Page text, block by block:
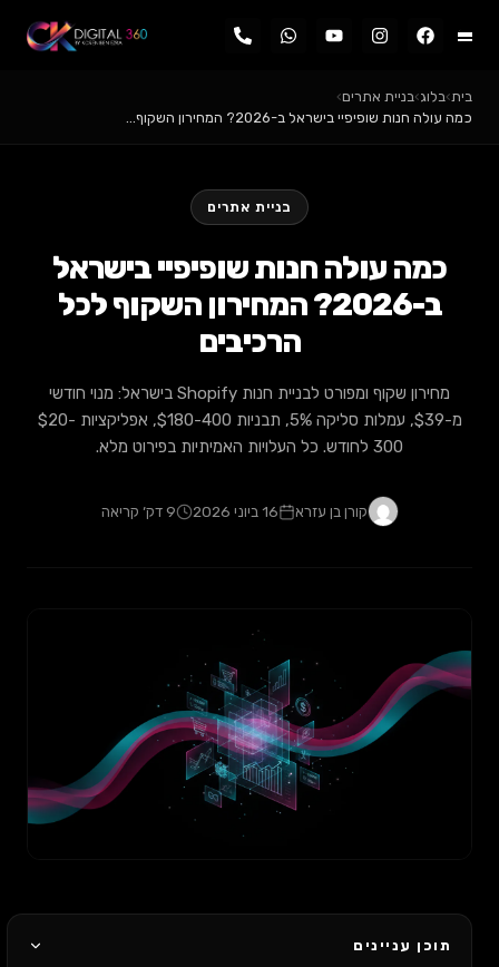
בית›בלוג›בניית אתרים›
כמה עולה חנות שופיפיי בישראל ב-2026? המחירון השקוף…
בניית אתרים
כמה עולה חנות שופיפיי בישראל
ב-2026? המחירון השקוף לכל
הרכיבים
מחירון שקוף ומפורט לבניית חנות Shopify בישראל: מנוי חודשי
מ-$39, עמלות סליקה 5%, תבניות $180-400, אפליקציות $20-
300 לחודש. כל העלויות האמיתיות בפירוט מלא.
קורן בן עזרא 16 ביוני 2026 9 דק׳ קריאה
תוכן עניינים